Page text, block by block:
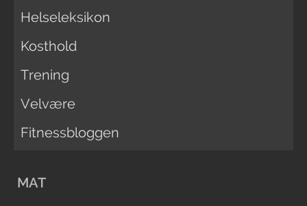
Helseleksikon
Kosthold
Trening
Velvære
Fitnessbloggen
MAT